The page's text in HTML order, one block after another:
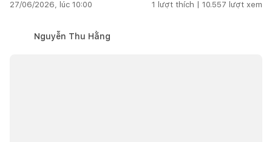
27/06/2026, lúc 10:00 1 lượt thích | 10.557 lượt xem
Nguyễn Thu Hằng